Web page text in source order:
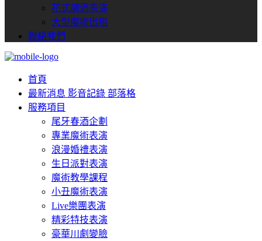
花式調酒表演
大型魔術出租
聯絡我們
首頁
最新消息 影音記錄 部落格
服務項目
尾牙春酒企劃
專業魔術表演
浪漫婚禮表演
生日派對表演
魔術教學課程
小丑魔術表演
Live樂團表演
精彩特技表演
豪華川劇變臉